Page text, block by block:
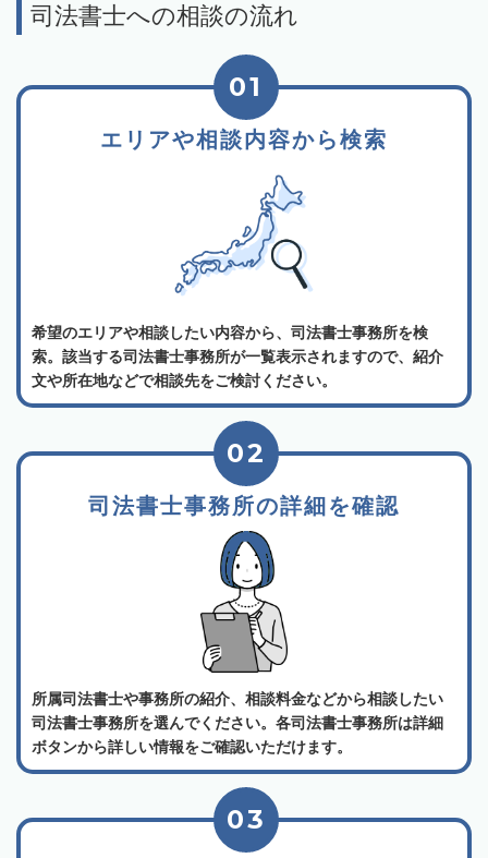
司法書士への相談の流れ
エリアや相談内容から検索
01
希望のエリアや相談したい内容から、司法書士事務所を検
索。該当する司法書士事務所が一覧表示されますので、紹介
文や所在地などで相談先をご検討ください。
司法書士事務所の詳細を確認
02
所属司法書士や事務所の紹介、相談料金などから相談したい
司法書士事務所を選んでください。各司法書士事務所は詳細
ボタンから詳しい情報をご確認いただけます。
03